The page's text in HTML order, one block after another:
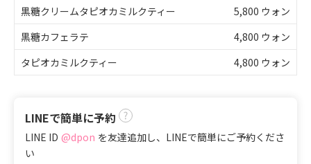
黒糖クリームタピオカミルクティー
5,800 ウォン
黒糖カフェラテ
4,800 ウォン
タピオカミルクティー
4,800 ウォン
LINEで簡単に予約
LINE ID @dpon を友達追加し、LINEで簡単にご予約くださ
い